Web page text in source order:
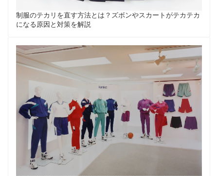
制服のテカリを直す方法とは？ズボンやスカートがテカテカ
になる原因と対策を解説